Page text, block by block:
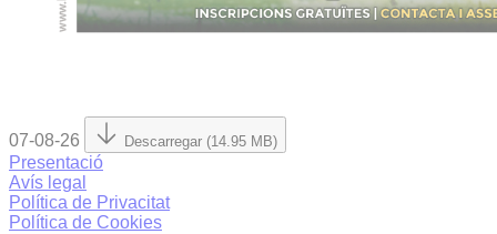
07-08-26 Descarregar (14.95 MB)
Presentació
Avís legal
Política de Privacitat
Política de Cookies